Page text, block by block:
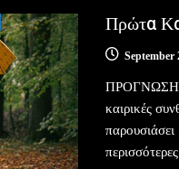
Πρώτα
September
ΠΡΟΓΝΩΣΗ
καιρικές
παρουσιάσει